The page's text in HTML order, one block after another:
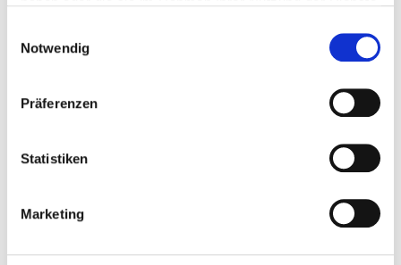
Notwendig
Präferenzen
Statistiken
Marketing
Registergericht:
Umsatzsteuer-Identifikationsnummer gemäß